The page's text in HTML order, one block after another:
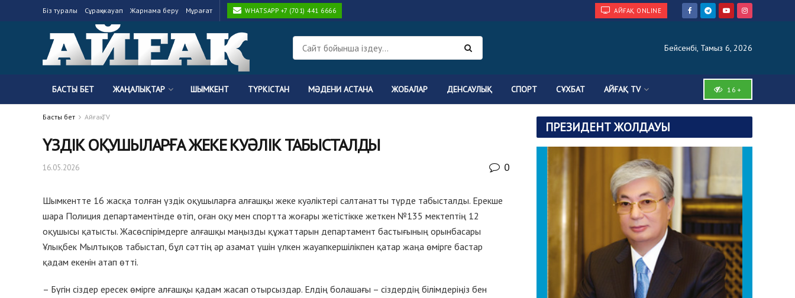
Біз туралы Сұрақ-жауап Жарнама беру Мұрағат WHATSAPP +7 (701) 441 6666 АЙҒАҚ ONLINE
Бейсенбі, Тамыз 6, 2026
БАСТЫ БЕТ ЖАҢАЛЫҚТАР ШЫМКЕНТ ТҮРКІСТАН МӘДЕНИ АСТАНА ЖОБАЛАР ДЕНСАУЛЫҚ СПОРТ СҰХБАТ АЙҒАҚ TV 16+
Басты бет Айғақ TV
ҮЗДІК ОҚУШЫЛАРҒА ЖЕКЕ КУӘЛІК ТАБЫСТАЛДЫ
16.05.2026 0
Шымкентте 16 жасқа толған үздік оқушыларға алғашқы жеке куәліктері салтанатты түрде табысталды. Ерекше
шара Полиция департаментінде өтіп, оған оқу мен спортта жоғары жетістікке жеткен №135 мектептің 12
оқушысы қатысты. Жасөспірімдерге алғашқы маңызды құжаттарын департамент бастығының орынбасары
Ұлықбек Мылтықов табыстап, бұл сәттің әр азамат үшін үлкен жауапкершілікпен қатар жаңа өмірге бастар
қадам екенін атап өтті.
– Бүгін сіздер ересек өмірге алғашқы қадам жасап отырсыздар. Елдің болашағы – сіздердің білімдеріңіз бен
ПРЕЗИДЕНТ ЖОЛДАУЫ